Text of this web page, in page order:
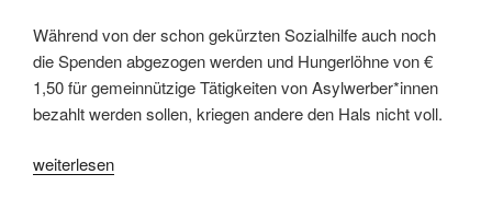
Während von der schon gekürzten Sozialhilfe auch noch
die Spenden abgezogen werden und Hungerlöhne von €
1,50 für gemeinnützige Tätigkeiten von Asylwerber*innen
bezahlt werden sollen, kriegen andere den Hals nicht voll.
„Am
weiterlesen